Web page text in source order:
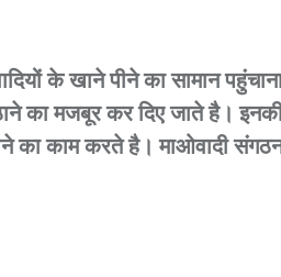
के खाने पीने का सामान
का मजबूर कर दिए जाते है।
का काम करते है। माओवादी